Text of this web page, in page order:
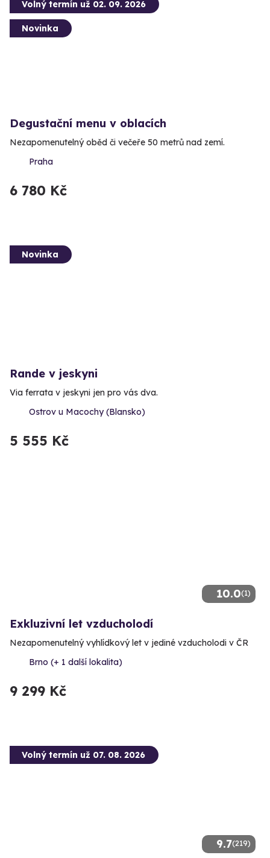
Volný termín už 02. 09. 2026
Novinka
Degustační menu v oblacích
Nezapomenutelný oběd či večeře 50 metrů nad zemí.
Praha
6 780 Kč
Novinka
Rande v jeskyni
Via ferrata v jeskyni jen pro vás dva.
Ostrov u Macochy (Blansko)
5 555 Kč
10.0(1)
Exkluzivní let vzducholodí
Nezapomenutelný vyhlídkový let v jediné vzducholodi v ČR
Brno (+ 1 další lokalita)
9 299 Kč
9.7(219)
Volný termín už 07. 08. 2026